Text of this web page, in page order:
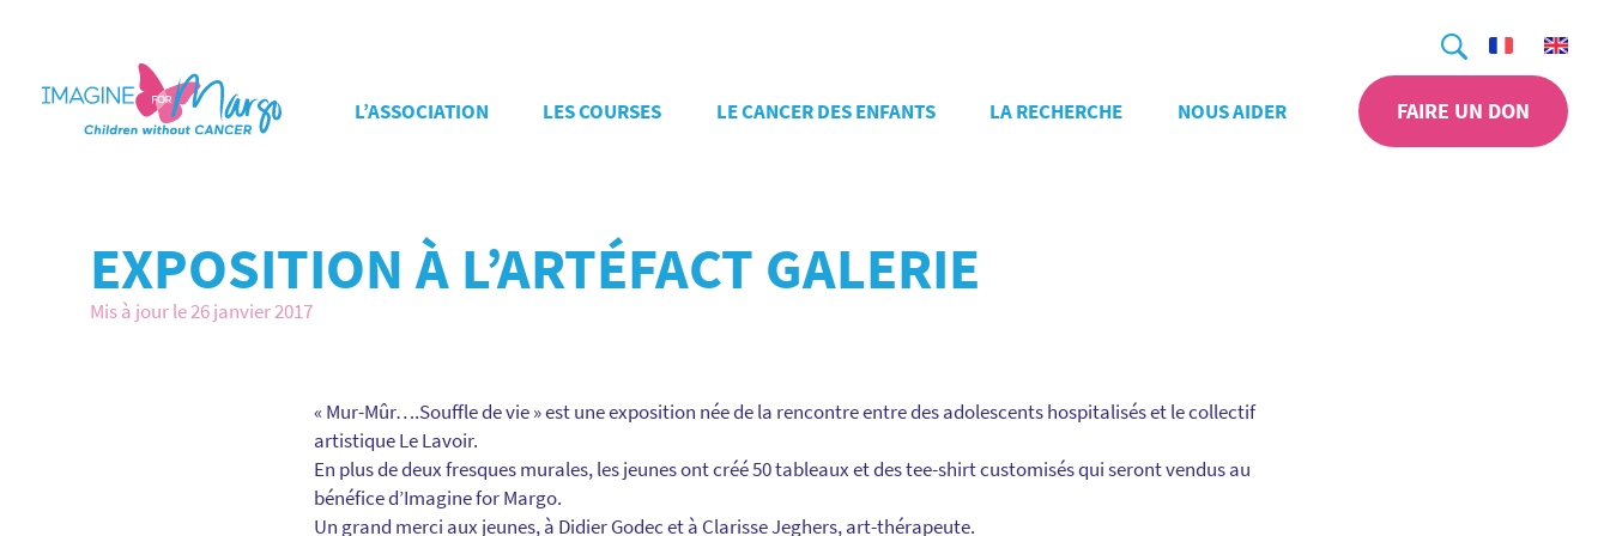
Recherche
L’ASSOCIATION LES COURSES LE CANCER DES ENFANTS LA RECHERCHE NOUS AIDER FAIRE UN DON
EXPOSITION À L’ARTÉFACT GALERIE
Mis à jour le 26 janvier 2017
« Mur-Mûr….Souffle de vie » est une exposition née de la rencontre entre des adolescents hospitalisés et le collectif
artistique Le Lavoir.
En plus de deux fresques murales, les jeunes ont créé 50 tableaux et des tee-shirt customisés qui seront vendus au
bénéfice d’Imagine for Margo.
Un grand merci aux jeunes, à Didier Godec et à Clarisse Jeghers, art-thérapeute.